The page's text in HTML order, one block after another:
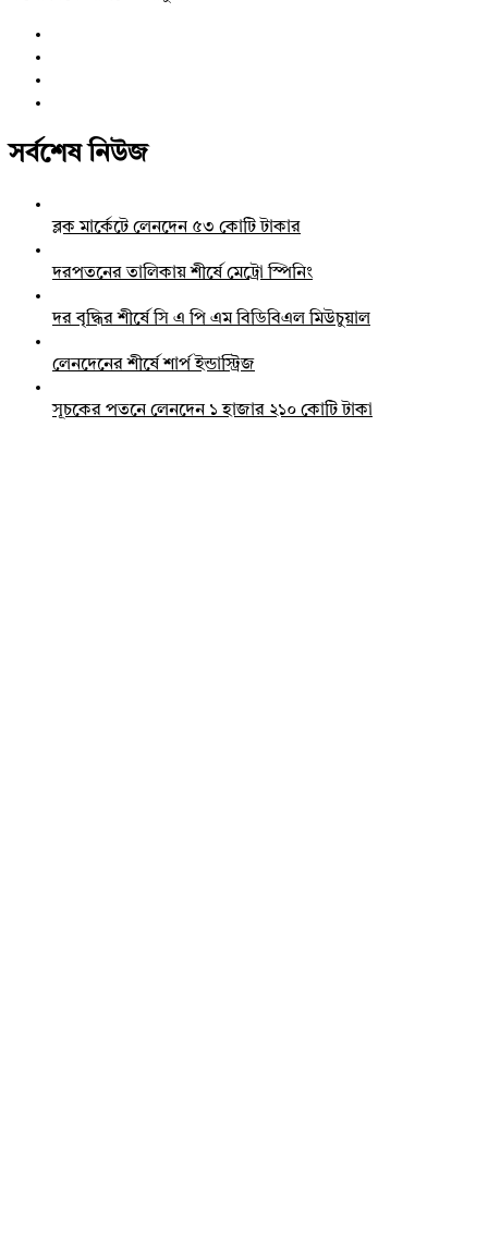
সর্বশেষ নিউজ
ব্লক মার্কেটে লেনদেন ৫৩ কোটি টাকার
দরপতনের তালিকায় শীর্ষে মেট্রো স্পিনিং
দর বৃদ্ধির শীর্ষে সি এ পি এম বিডিবিএল মিউচুয়াল
লেনদেনের শীর্ষে শার্প ইন্ডাস্ট্রিজ
সূচকের পতনে লেনদেন ১ হাজার ২১০ কোটি টাকা